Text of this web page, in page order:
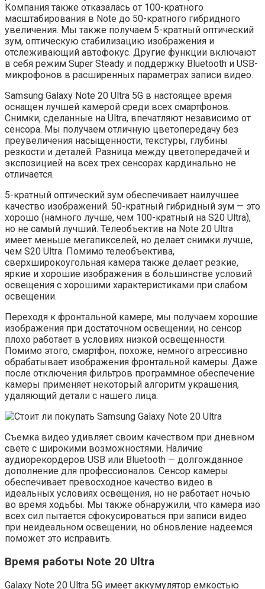
Компания также отказалась от 100-кратного
масштабирования в Note до 50-кратного гибридного
увеличения. Мы также получаем 5-кратный оптический
зум, оптическую стабилизацию изображения и
отслеживающий автофокус. Другие функции включают
в себя режим Super Steady и поддержку Bluetooth и USB-
микрофонов в расширенных параметрах записи видео.
Samsung Galaxy Note 20 Ultra 5G в настоящее время
оснащен лучшей камерой среди всех смартфонов.
Снимки, сделанные на Ultra, впечатляют независимо от
сенсора. Мы получаем отличную цветопередачу без
преувеличения насыщенности, текстуры, глубины
резкости и деталей. Разница между цветопередачей и
экспозицией на всех трех сенсорах кардинально не
отличается.
5-кратный оптический зум обеспечивает наилучшее
качество изображений. 50-кратный гибридный зум — это
хорошо (намного лучше, чем 100-кратный на S20 Ultra),
но не самый лучший. Телеобъектив на Note 20 Ultra
имеет меньше мегапикселей, но делает снимки лучше,
чем S20 Ultra. Помимо телеобъектива,
сверхширокоугольная камера также делает резкие,
яркие и хорошие изображения в большинстве условий
освещения с хорошими характеристиками при слабом
освещении.
Переходя к фронтальной камере, мы получаем хорошие
изображения при достаточном освещении, но сенсор
плохо работает в условиях низкой освещенности.
Помимо этого, смартфон, похоже, немного агрессивно
обрабатывает изображения фронтальной камеры. Даже
после отключения фильтров программное обеспечение
камеры применяет некоторый алгоритм украшения,
удаляющий детали с нашего лица.
Съемка видео удивляет своим качеством при дневном
свете с широкими возможностями. Наличие
аудиорекордеров USB или Bluetooth — долгожданное
дополнение для профессионалов. Сенсор камеры
обеспечивает превосходное качество видео в
идеальных условиях освещения, но не работает ночью
во время ходьбы. Мы также обнаружили, что камера изо
всех сил пытается сфокусироваться при записи видео
при неидеальном освещении, но обновление надеемся
поможет это исправить.
Время работы Note 20 Ultra
Galaxy Note 20 Ultra 5G имеет аккумулятор емкостью